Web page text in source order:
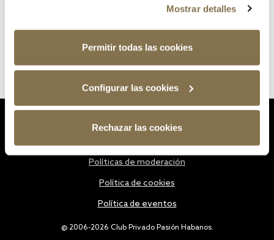
Mostrar detalles
Permitir todas las cookies
Configurar las cookies
Rechazar las cookies
@ 2006-2026 Club Privado Pasión Habanos.
Políticas de moderación
Política de cookies
Política de eventos